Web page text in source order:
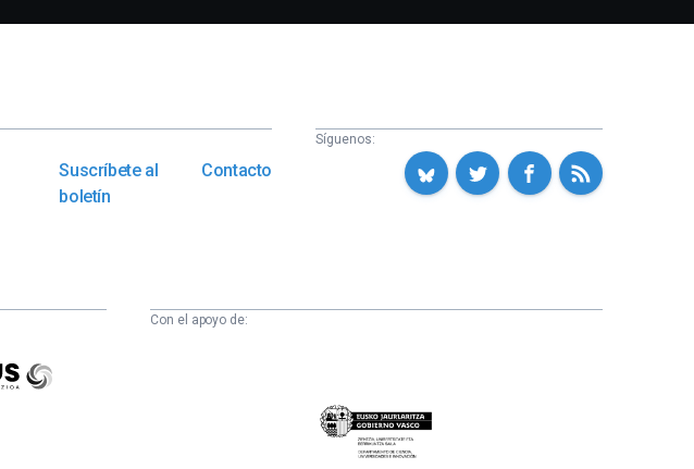
Suscríbete al
boletín
Contacto
Síguenos:
Con el apoyo de:
Eusko
Jaurlaritza